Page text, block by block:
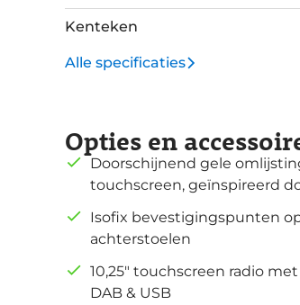
Kenteken
Alle specificaties
Opties en
Doorschijnend gele
touchscreen, geïnspireerd
Isofix bevestigingspunten
achterstoelen
10,25" touchscreen radio
DAB & USB